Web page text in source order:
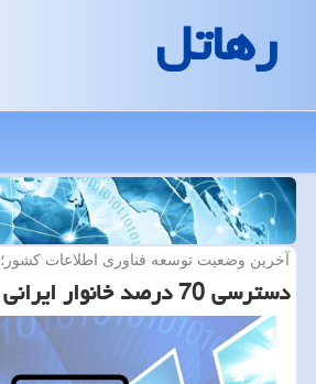
رهاتل
آخرین وضعیت توسعه فناوری اطلاعات كشور؛
دسترسی 70 درصد خانوار ایرانی به اینترنت